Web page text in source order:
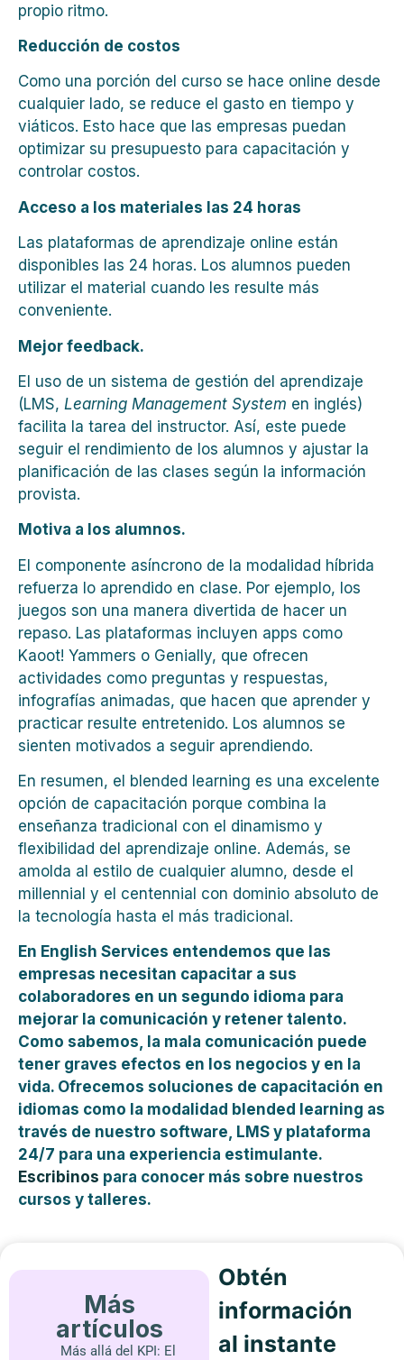
propio ritmo.
Reducción de costos
Como una porción del curso se hace online desde
cualquier lado, se reduce el gasto en tiempo y
viáticos. Esto hace que las empresas puedan
optimizar su presupuesto para capacitación y
controlar costos.
Acceso a los materiales las 24 horas
Las plataformas de aprendizaje online están
disponibles las 24 horas. Los alumnos pueden
utilizar el material cuando les resulte más
conveniente.
Mejor feedback.
El uso de un sistema de gestión del aprendizaje
(LMS, Learning Management System en inglés)
facilita la tarea del instructor. Así, este puede
seguir el rendimiento de los alumnos y ajustar la
planificación de las clases según la información
provista.
Motiva a los alumnos.
El componente asíncrono de la modalidad híbrida
refuerza lo aprendido en clase. Por ejemplo, los
juegos son una manera divertida de hacer un
repaso. Las plataformas incluyen apps como
Kaoot! Yammers o Genially, que ofrecen
actividades como preguntas y respuestas,
infografías animadas, que hacen que aprender y
practicar resulte entretenido. Los alumnos se
sienten motivados a seguir aprendiendo.
En resumen, el blended learning es una excelente
opción de capacitación porque combina la
enseñanza tradicional con el dinamismo y
flexibilidad del aprendizaje online. Además, se
amolda al estilo de cualquier alumno, desde el
millennial y el centennial con dominio absoluto de
la tecnología hasta el más tradicional.
En English Services entendemos que las
empresas necesitan capacitar a sus
colaboradores en un segundo idioma para
mejorar la comunicación y retener talento.
Como sabemos, la mala comunicación puede
tener graves efectos en los negocios y en la
vida. Ofrecemos soluciones de capacitación en
idiomas como la modalidad blended learning as
través de nuestro software, LMS y plataforma
24/7 para una experiencia estimulante.
Escribinos para conocer más sobre nuestros
cursos y talleres.
Más
artículos
Más allá del KPI: El
Obtén
información
al instante